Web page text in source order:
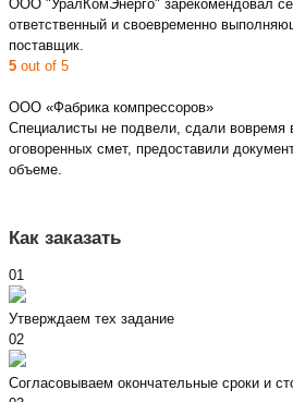
ООО "УралКомЭнерго" зарекомендовал
ответственный и своевременно
поставщик.
5 out of 5
ООО «Фабрика компрессоров»
Специалисты не подвели, сдали вовремя
оговоренных смет, предоставили
объеме.
Как заказать
01
Утверждаем тех задание
02
Согласовываем окончательные сроки и